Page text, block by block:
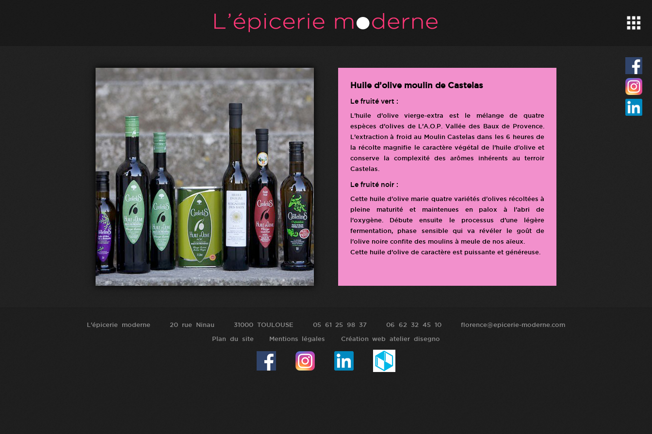
Huile d’olive moulin de Castelas
Le fruité vert :
L’huile d’olive vierge-extra est le mélange de quatre
espèces d’olives de L’A.O.P. Vallée des Baux de Provence.
L’extraction à froid au Moulin Castelas dans les 6 heures de
la récolte magnifie le caractère végétal de l’huile d’olive et
conserve la complexité des arômes inhérents au terroir
Castelas.
Le fruité noir :
Cette huile d'olive marie quatre variétés d'olives récoltées à
pleine maturité et maintenues en palox à l'abri de
l'oxygène. Débute ensuite le processus d'une légère
fermentation, phase sensible qui va révéler le goût de
l'olive noire confite des moulins à meule de nos aïeux.
Cette huile d’olive de caractère est puissante et généreuse.
L'épicerie moderne 20 rue Ninau 31000 TOULOUSE 05 61 25 98 37 06 62 32 45 10 florence@epicerie-moderne.com
Plan du site Mentions légales Création web atelier disegno